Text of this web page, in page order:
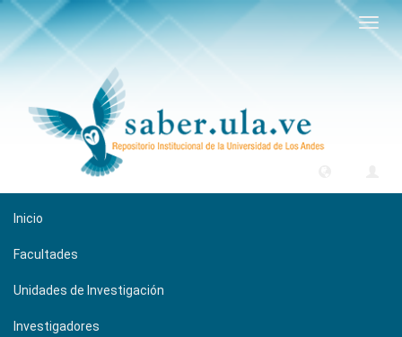
Inicio
Facultades
Unidades de Investigación
Investigadores